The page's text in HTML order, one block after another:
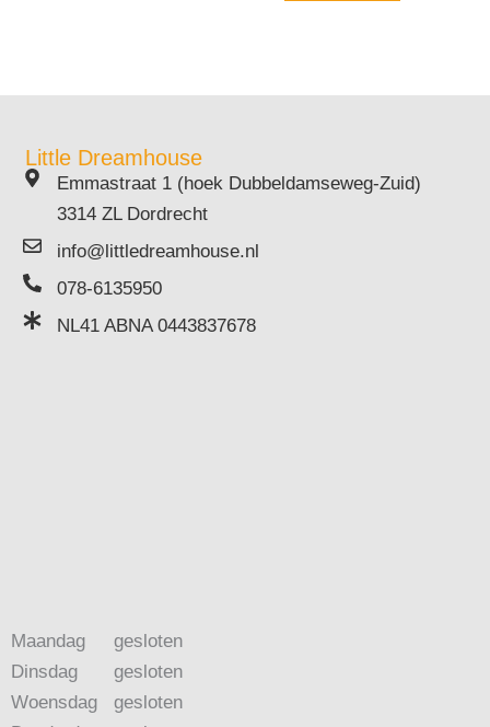
Little Dreamhouse
Emmastraat 1 (hoek Dubbeldamseweg-Zuid)
3314 ZL Dordrecht
info@littledreamhouse.nl
078-6135950
NL41 ABNA 0443837678
Maandag
Dinsdag
Woensdag
gesloten
gesloten
gesloten